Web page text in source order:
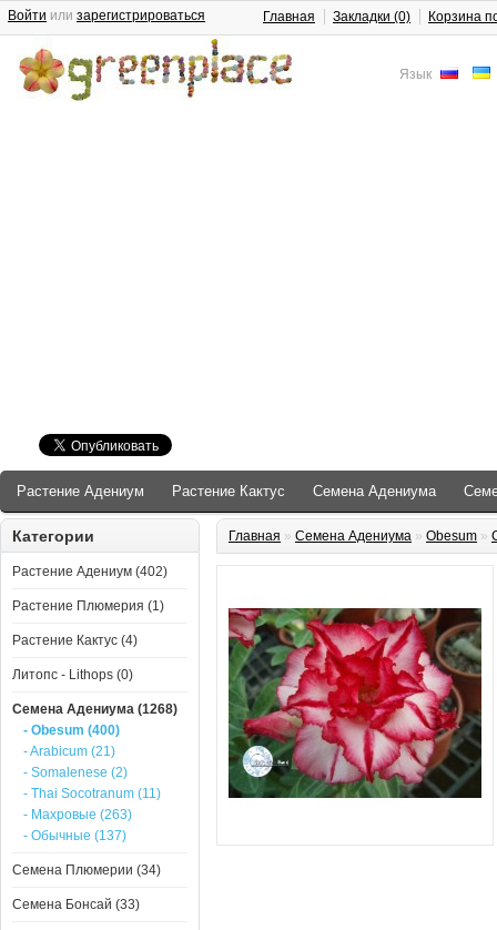
Язык
Войти или зарегистрироваться Главная Закладки (0) Корзина
Растение Адениум Растение Кактус Семена Адениума
Категории
Растение Адениум (402)
Растение Плюмерия (1)
Растение Кактус (4)
Литопс - Lithops (0)
Семена Адениума (1268)
- Obesum (400)
- Arabicum (21)
- Somalenese (2)
- Thai Socotranum (11)
- Махровые (263)
- Обычные (137)
Семена Плюмерии (34)
Семена Бонсай (33)
Главная » Семена Адениума » Obesum »